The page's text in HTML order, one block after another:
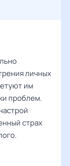
личных
им
проблем.
страх